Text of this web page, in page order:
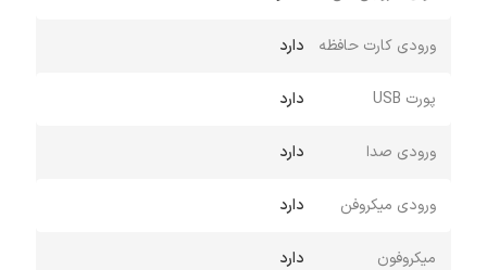
میگذارند که جذابیت ظاهری محصول را علی الخصوص
در شب هنگام چند برابر کرده است. کار با اسپیکر بسیار
طریق بلوتوث و همچنین امکان اتصال با سیم از طریق
کابل AUX در نظر گرفته شده است. از دیگر ویژگی های
ورودی کارت حافظه دارد
پورت USB دارد
ورودی صدا دارد
ورودی میکروفن دارد
میکروفون دارد